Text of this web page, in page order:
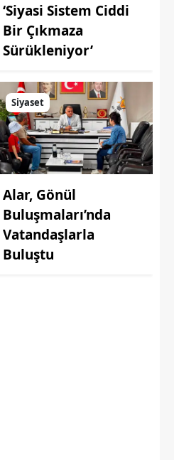
‘Siyasi Sistem Ciddi
Bir Çıkmaza
Sürükleniyor’
Siyaset
Alar, Gönül
Buluşmaları’nda
Vatandaşlarla
Buluştu